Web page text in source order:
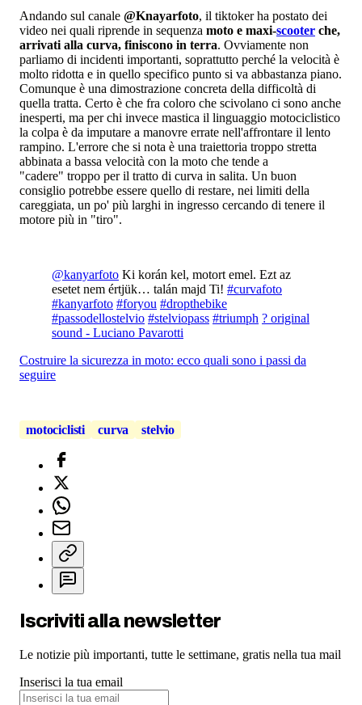
Andando sul canale @Knayarfoto, il tiktoker ha postato dei
video nei quali riprende in sequenza moto e maxi-scooter che,
arrivati alla curva, finiscono in terra. Ovviamente non
parliamo di incidenti importanti, soprattutto perché la velocità è
molto ridotta e in quello specifico punto si va abbastanza piano.
Comunque è una dimostrazione concreta della difficoltà di
quella tratta. Certo è che fra coloro che scivolano ci sono anche
inesperti, ma per chi invece mastica il linguaggio motociclistico
la colpa è da imputare a manovre errate nell'affrontare il lento
rampino. L'errore che si nota è una traiettoria troppo stretta
abbinata a bassa velocità con la moto che tende a
"cadere" troppo per il tratto di curva in salita. Un buon
consiglio potrebbe essere quello di restare, nei limiti della
careggiata, un po' più larghi in ingresso cercando di tenere il
motore più in "tiro".
@kanyarfoto Ki korán kel, motort emel. Ezt az
esetet nem értjük… talán majd Ti! #curvafoto
#kanyarfoto #foryou #dropthebike
#passodellostelvio #stelviopass #triumph ? original
sound - Luciano Pavarotti
Costruire la sicurezza in moto: ecco quali sono i passi da
seguire
motociclisti curva stelvio
Iscriviti alla newsletter
Le notizie più importanti, tutte le settimane, gratis nella tua mail
Inserisci la tua email